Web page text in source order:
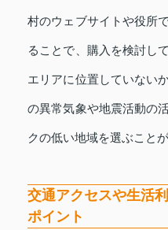
村のウェブサイトや役所
ることで、購入を検討し
エリアに位置していない
の異常気象や地震活動の
クの低い地域を選ぶことが
交通アクセスや生活
ポイント